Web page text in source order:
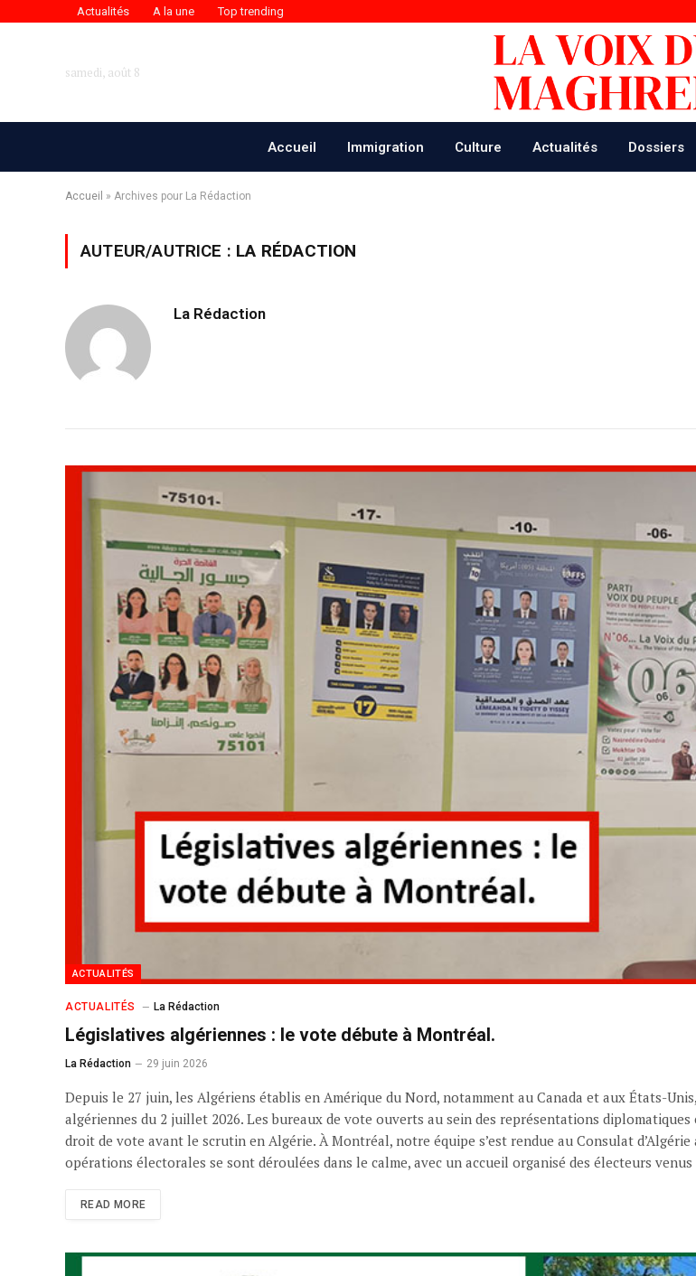
Actualités A la une Top trending
samedi, août 8
Accueil Immigration Culture Actualités Dossiers
Accueil » Archives pour La Rédaction
AUTEUR/AUTRICE : LA RÉDACTION
La Rédaction
ACTUALITÉS
ACTUALITÉS La Rédaction
Législatives algériennes : le vote débute à Montréal.
La Rédaction 29 juin 2026
Depuis le 27 juin, les Algériens établis en Amérique du Nord, notamment au Canada et aux États-
algériennes du 2 juillet 2026. Les bureaux de vote ouverts au sein des représentations
droit de vote avant le scrutin en Algérie. À Montréal, notre équipe s’est rendue au Consulat
opérations électorales se sont déroulées dans le calme, avec un accueil organisé des électeurs
READ MORE